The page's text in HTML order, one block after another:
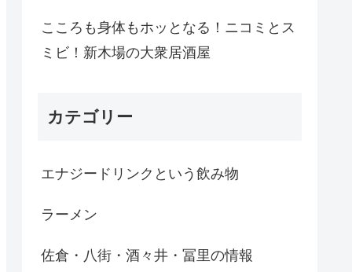
こころも身体もホッとなる！ニコミとス
ミビ！新木場の大衆居酒屋
カテゴリー
エナジードリンクという飲み物
ラーメン
佐倉・八街・酒々井・冨里の情報